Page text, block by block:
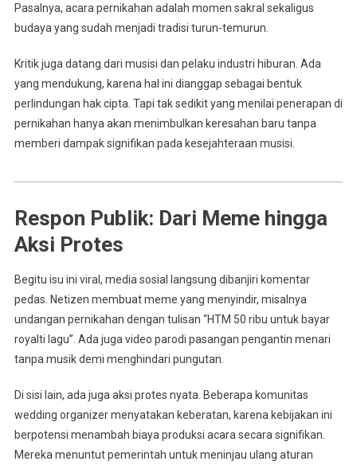
Pasalnya, acara pernikahan adalah momen sakral sekaligus
budaya yang sudah menjadi tradisi turun-temurun.
Kritik juga datang dari musisi dan pelaku industri hiburan. Ada
yang mendukung, karena hal ini dianggap sebagai bentuk
perlindungan hak cipta. Tapi tak sedikit yang menilai penerapan di
pernikahan hanya akan menimbulkan keresahan baru tanpa
memberi dampak signifikan pada kesejahteraan musisi.
Respon Publik: Dari Meme hingga
Aksi Protes
Begitu isu ini viral, media sosial langsung dibanjiri komentar
pedas. Netizen membuat meme yang menyindir, misalnya
undangan pernikahan dengan tulisan “HTM 50 ribu untuk bayar
royalti lagu”. Ada juga video parodi pasangan pengantin menari
tanpa musik demi menghindari pungutan.
Di sisi lain, ada juga aksi protes nyata. Beberapa komunitas
wedding organizer menyatakan keberatan, karena kebijakan ini
berpotensi menambah biaya produksi acara secara signifikan.
Mereka menuntut pemerintah untuk meninjau ulang aturan